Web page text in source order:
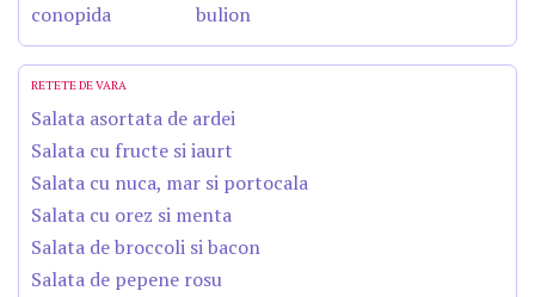
conopida
bulion
RETETE DE VARA
Salata asortata de ardei
Salata cu fructe si iaurt
Salata cu nuca, mar si portocala
Salata cu orez si menta
Salata de broccoli si bacon
Salata de pepene rosu